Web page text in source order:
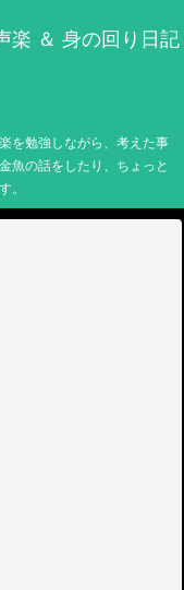
＆ 身の回り日記
を勉強しながら、考えた事
の話をしたり、ちょっと
。